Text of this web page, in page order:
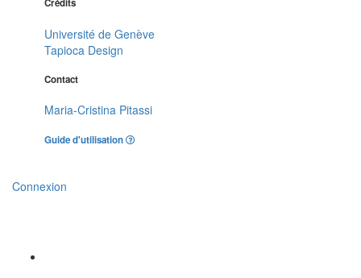
Crédits
Université de Genève
Tapioca Design
Contact
Maria-Cristina Pitassi
Guide d'utilisation
Connexion